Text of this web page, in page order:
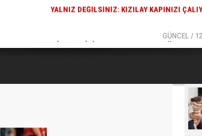
GÖRENLERIN BEĞENISINI